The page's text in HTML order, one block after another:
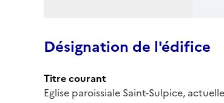
Désignation de l'édifice
Titre courant
Eglise paroissiale Saint-Sulpice,